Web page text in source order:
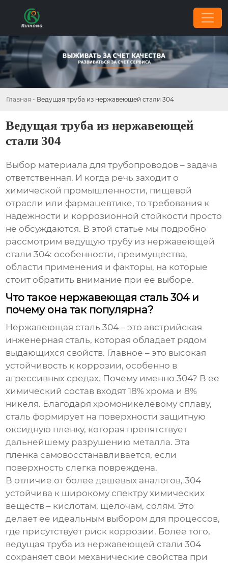
Главная - Ведущая труба из нержавеющей стали 304
Ведущая труба из нержавеющей
стали 304
Выбор материала для трубопроводов – задача
ответственная. И когда речь заходит о
химической промышленности, пищевой
отрасли или фармацевтике, то требования к
надежности и коррозионной стойкости просто
не обсуждаются. В этой статье мы подробно
рассмотрим ведущую трубу из нержавеющей
стали 304: особенности, преимущества,
области применения и факторы, на которые
стоит обратить внимание при ее выборе.
Что такое нержавеющая сталь 304 и
почему она так популярна?
Нержавеющая сталь 304 – это австрийская
инженерная сталь, которая обладает рядом
выдающихся свойств. Главное – это высокая
устойчивость к коррозии, особенно в
агрессивных средах. Почему именно 304? В ее
химический состав входят 18% хрома и 8%
никеля. Благодаря хромоникелевому сплаву,
сталь формирует на поверхности защитную
оксидную пленку, которая препятствует
дальнейшему разрушению металла. Эта
пленка самовосстанавливается, если
поверхность слегка повреждена.
В отличие от более дешевых аналогов, 304
устойчива к широкому спектру химических
веществ – кислотам, щелочам, солям. Это
делает ее идеальным выбором для процессов,
где присутствует риск коррозии. Более того,
ведущая труба из нержавеющей стали 304
сохраняет свои механические свойства при